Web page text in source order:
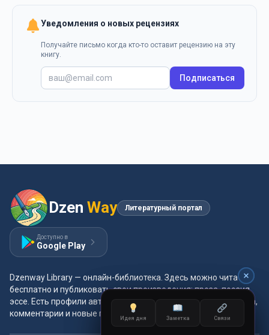
Уведомления о новых рецензиях
Получайте письмо когда кто-то оставит рецензию на эту
книгу.
Подписаться
Dzen Way Литературный портал
Доступно в
Google Play
Dzenway Library — онлайн-библиотека. Здесь можно читать
бесплатно и публиковать свои произведения: проза, поэзия,
эссе. Есть профили авторов, жанры и метки, удобная читалка,
комментарии и новые главы каждый день.
Идея дня Заметка Связи
Идея дня Заметка Связи